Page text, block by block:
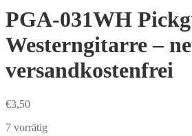
PGA-031WH
Westerngitarre –
versandkostenfrei
€3,50
7 vorrätig